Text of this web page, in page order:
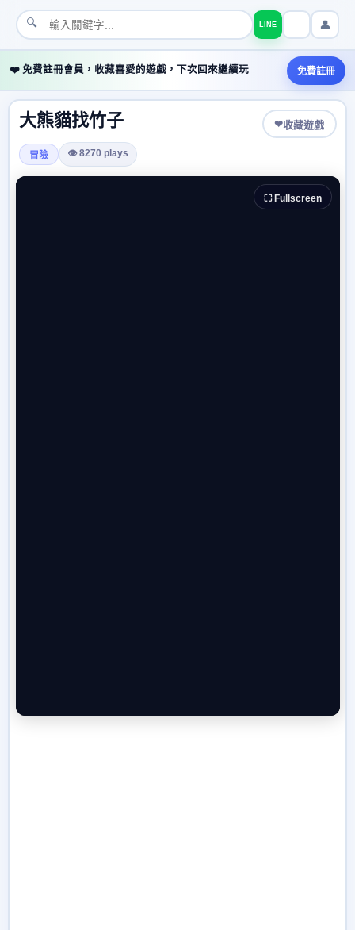
🔍 LINE 👤
❤️ 免費註冊會員，收藏喜愛的遊戲，下次回來繼續玩 免費註冊
大熊貓找竹子 ❤收藏遊戲
冒險 👁 8270 plays
⛶ Fullscreen